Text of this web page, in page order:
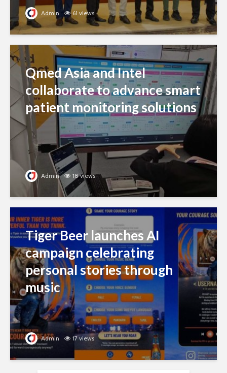
Admin 61 views
Qmed Asia and Intel
collaborate to advance smart
patient monitoring solutions
Admin 18 views
Tiger Beer launches AI
campaign celebrating
personal stories through
music
Admin 17 views